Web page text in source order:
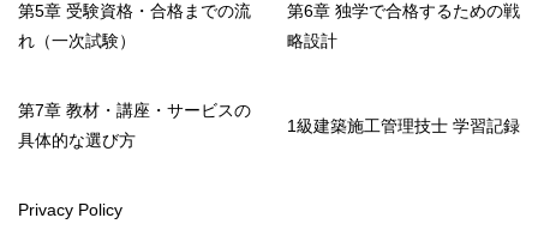
第5章 受験資格・合格までの流
れ（一次試験）
第6章 独学で合格するための戦
略設計
第7章 教材・講座・サービスの
具体的な選び方
1級建築施工管理技士 学習記録
Privacy Policy